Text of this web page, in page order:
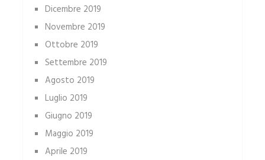
Dicembre 2019
Novembre 2019
Ottobre 2019
Settembre 2019
Agosto 2019
Luglio 2019
Giugno 2019
Maggio 2019
Aprile 2019